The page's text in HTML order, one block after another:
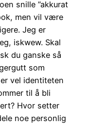
snille ”akkurat
men vil være
Jeg er
iskwew. Skal
du ganske så
som
vel identiteten
til å bli
Hvor setter
noe personlig